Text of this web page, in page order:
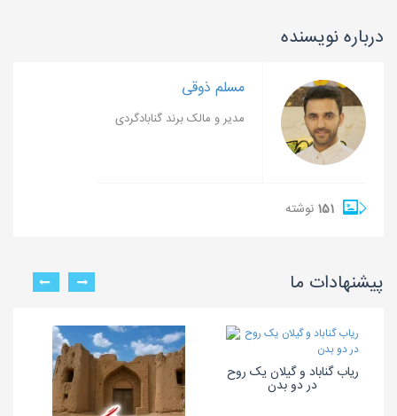
درباره نویسنده
مسلم ذوقی
مدیر و مالک برند گنابادگردی
151 نوشته
پیشنهادات ما
ریاب گناباد و گیلان یک روح
در دو بدن